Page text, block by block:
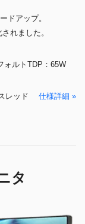
ドアップ。
れました。
ォルトTDP：65W
レッド 仕様詳細 »
タ